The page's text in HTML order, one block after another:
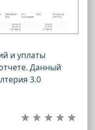
и уплаты
Данный
3.0